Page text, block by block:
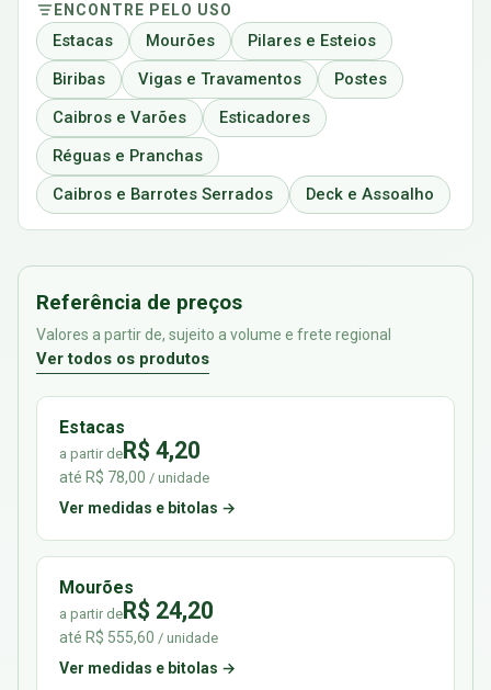
ENCONTRE PELO USO
Estacas Mourões
Pilares e Esteios
Biribas
Vigas e Travamentos
Postes
Caibros e Varões
Esticadores
Réguas e Pranchas
Caibros e Barrotes Serrados
Deck e Assoalho
Referência de preços
Valores a partir de, sujeito a volume e frete regional
Ver todos os produtos
Estacas
a partir deR$ 4,20
até R$ 78,00 / unidade
Ver medidas e bitolas →
Mourões
a partir deR$ 24,20
até R$ 555,60 / unidade
Ver medidas e bitolas →